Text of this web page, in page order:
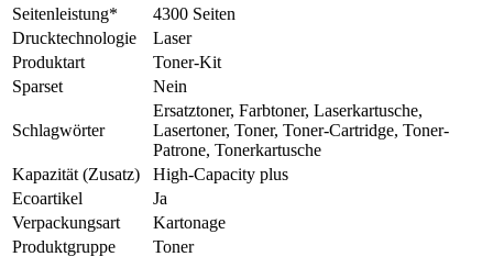
Seitenleistung*
4300 Seiten
Drucktechnologie
Laser
Produktart
Toner-Kit
Sparset
Nein
Schlagwörter
Ersatztoner, Farbtoner, Laserkartusche,
Lasertoner, Toner, Toner-Cartridge, Toner-
Patrone, Tonerkartusche
Kapazität (Zusatz)
High-Capacity plus
Ecoartikel
Ja
Verpackungsart
Kartonage
Produktgruppe
Toner